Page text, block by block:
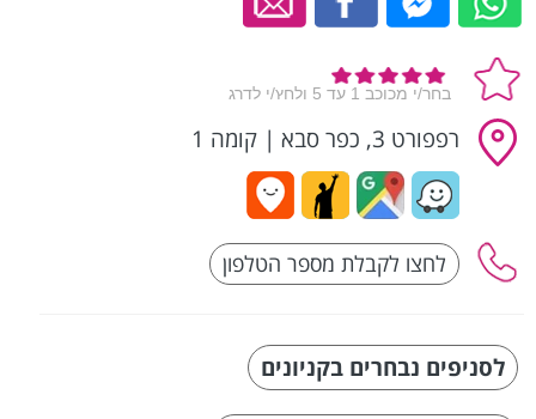
רפפורט 3, כפר סבא | קומה 1
לסניפים נבחרים בקניונים